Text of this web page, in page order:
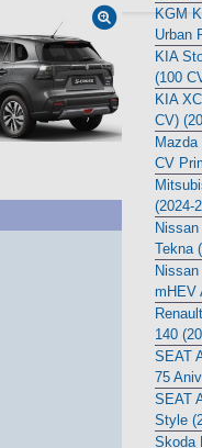
(2025)
KGM
Urban
KIA
(100
KIA
CV)
Mazda
CV
(2024-
Nissan
Tekna
Nissan
mHEV
140
SEAT
75
SEAT
Style